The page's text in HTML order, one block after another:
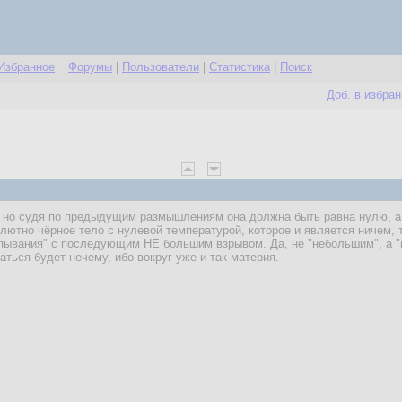
Форумы Пользователи Статистика Поиск
Доб. в
судя по предыдущим размышлениям она должна быть равна нулю, а
чёрное тело с нулевой температурой, которое и является ничем,
с последующим НЕ большим взрывом. Да, не "небольшим", а
будет нечему, ибо вокруг уже и так материя.